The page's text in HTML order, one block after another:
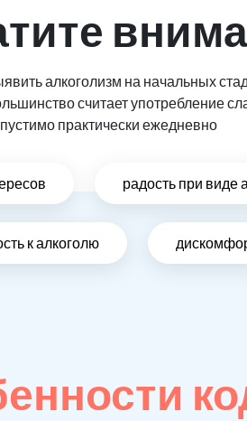
алкоголизм на начальных
считает употребление
практически ежедневно
радость при виде
к алкоголю